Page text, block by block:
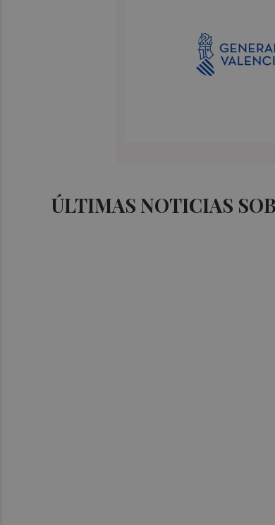
ÚLTIMAS NOTICIAS